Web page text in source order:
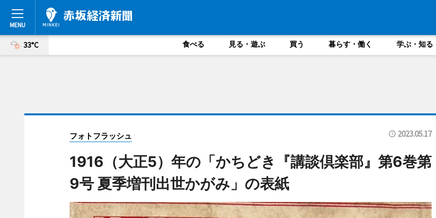
33°C 食べる 見る・遊ぶ 買う 暮らす・働く 学ぶ・知る
フォトフラッシュ 2023.05.17
1916（大正5）年の「かちどき『講談倶楽部』第6巻第
9号 夏季増刊出世かがみ」の表紙